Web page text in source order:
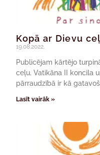
Kopā ar Dievu
19.08.2022.
Publicējam kārtējo
ceļu. Vatikāna II koncila
pārraudzībā ir kā
Lasīt vairāk »